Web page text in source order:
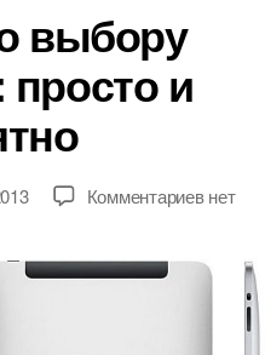
выбору
и
Комментариевк
по
выбору
нет